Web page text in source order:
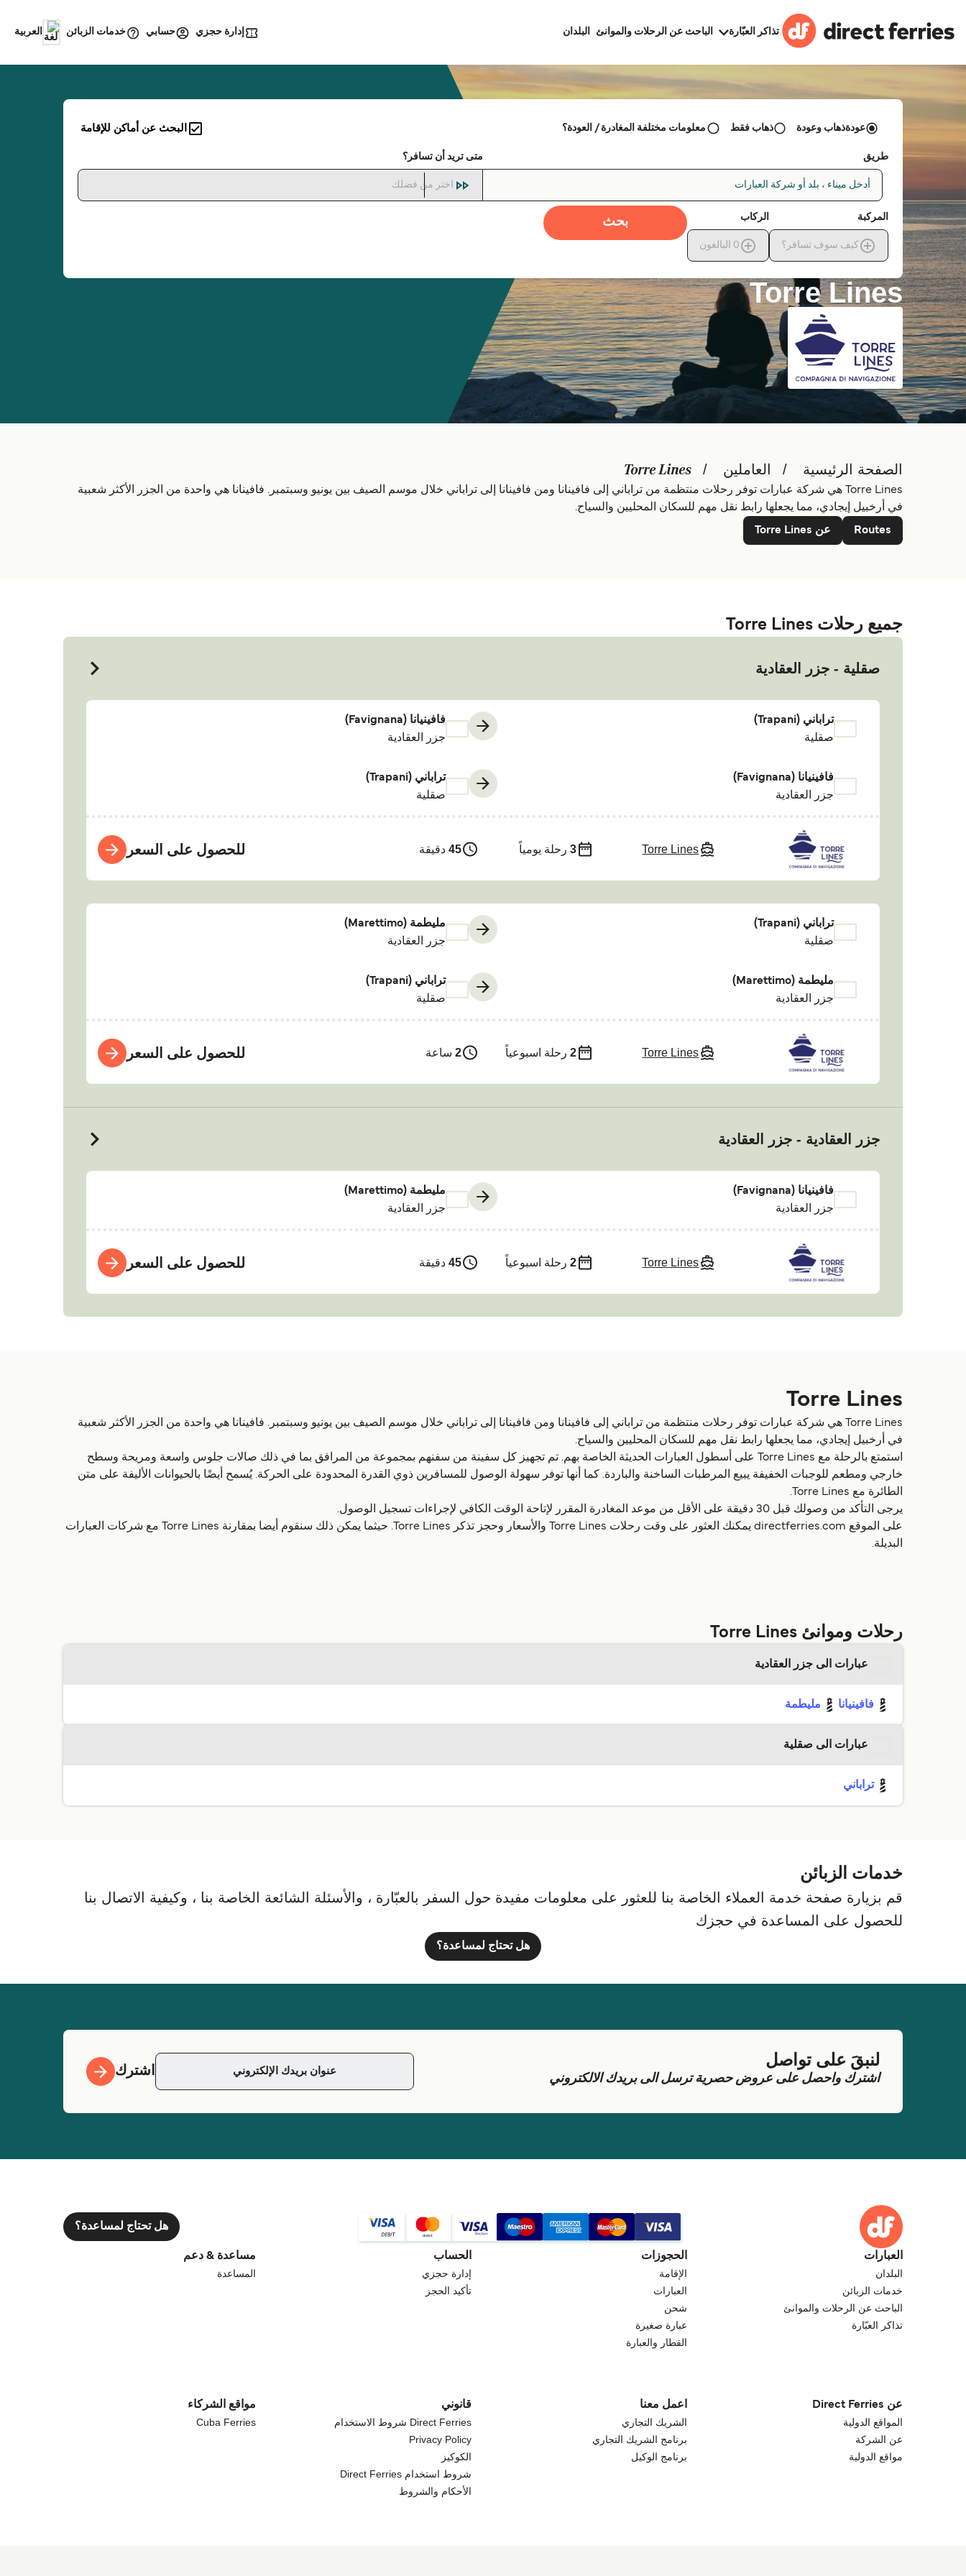
تذاكر العبّارة الباحث عن الرحلات والموانئ البلدان إدارة حجزي حسابي خدمات الزبائن العربية
Torre Lines
عودةذهاب وعودة ذهاب فقط معلومات مختلفة المغادرة / العودة؟ البحث عن أماكن للإقامة
طريق
أدخل ميناء ، بلد أو شركة العبارات
متى تريد أن تسافر؟
اختر من فضلك
المركبة
كيف سوف تسافر؟
الركاب
0 البالغون
بحث
الصفحة الرئيسية العاملين Torre Lines
Torre Lines هي شركة عبارات توفر رحلات منتظمة من تراباني إلى فافينانا ومن فافينانا إلى تراباني خلال موسم الصيف بين يونيو وسبتمبر. فافينانا هي واحدة من الجزر الأكثر شعبية
في أرخبيل إيجادي، مما يجعلها رابط نقل مهم للسكان المحليين والسياح.
Routes عن Torre Lines
جميع رحلات Torre Lines
صقلية - جزر العقادية
تراباني (Trapani)
صقلية
فافينيانا (Favignana)
جزر العقادية
فافينيانا (Favignana)
جزر العقادية
تراباني (Trapani)
صقلية
Torre Lines
3 رحلة يومياً 45 دقيقة للحصول على السعر
تراباني (Trapani)
صقلية
مليطمة (Marettimo)
جزر العقادية
مليطمة (Marettimo)
جزر العقادية
تراباني (Trapani)
صقلية
Torre Lines
2 رحلة اسبوعياً 2 ساعة للحصول على السعر
جزر العقادية - جزر العقادية
فافينيانا (Favignana)
جزر العقادية
مليطمة (Marettimo)
جزر العقادية
Torre Lines
2 رحلة اسبوعياً 45 دقيقة للحصول على السعر
Torre Lines
Torre Lines هي شركة عبارات توفر رحلات منتظمة من تراباني إلى فافينانا ومن فافينانا إلى تراباني خلال موسم الصيف بين يونيو وسبتمبر. فافينانا هي واحدة من الجزر الأكثر شعبية
في أرخبيل إيجادي، مما يجعلها رابط نقل مهم للسكان المحليين والسياح.
استمتع بالرحلة مع Torre Lines على أسطول العبارات الحديثة الخاصة بهم. تم تجهيز كل سفينة من سفنهم بمجموعة من المرافق بما في ذلك صالات جلوس واسعة ومريحة وسطح
خارجي ومطعم للوجبات الخفيفة يبيع المرطبات الساخنة والباردة. كما أنها توفر سهولة الوصول للمسافرين ذوي القدرة المحدودة على الحركة. يُسمح أيضًا بالحيوانات الأليفة على متن
الطائرة مع Torre Lines.
يرجى التأكد من وصولك قبل 30 دقيقة على الأقل من موعد المغادرة المقرر لإتاحة الوقت الكافي لإجراءات تسجيل الوصول.
على الموقع directferries.com يمكنك العثور على وقت رحلات Torre Lines والأسعار وحجز تذكر Torre Lines. حيثما يمكن ذلك سنقوم أيضا بمقارنة Torre Lines مع شركات العبارات
البديلة.
رحلات وموانئ Torre Lines
عبارات الى جزر العقادية
فافينيانا مليطمة
عبارات الى صقلية
تراباني
خدمات الزبائن
قم بزيارة صفحة خدمة العملاء الخاصة بنا للعثور على معلومات مفيدة حول السفر بالعبّارة ، والأسئلة الشائعة الخاصة بنا ، وكيفية الاتصال بنا
للحصول على المساعدة في حجزك
هل تحتاج لمساعدة؟
لنبقَ على تواصل
اشترك واحصل على عروض حصرية ترسل الى بريدك الالكتروني اشترك
هل تحتاج لمساعدة؟
العبارات
البلدان
خدمات الزبائن
الباحث عن الرحلات والموانئ
تذاكر العبّارة
الحجوزات
الإقامة
العبارات
شحن
عبارة صغيرة
القطار والعبارة
الحساب
إدارة حجزي
تأكيد الحجز
مساعدة & دعم
المساعدة
عن Direct Ferries
المواقع الدولية
عن الشركة
مواقع الدولية
اعمل معنا
الشريك التجاري
برنامج الشريك التجاري
برنامج الوكيل
قانوني
Direct Ferries شروط الاستخدام
Privacy Policy
الكوكيز
شروط استخدام Direct Ferries
الأحكام والشروط
مواقع الشركاء
Cuba Ferries